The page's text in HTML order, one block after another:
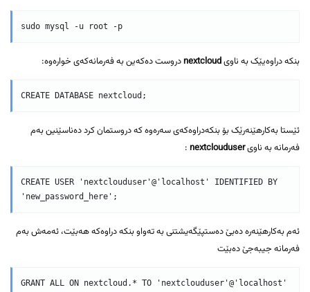
sudo mysql -u root -p
بنکە دراوەیێک بە ناویnextcloudدروست دەکەین بە فەرمانەکەی خوارەوە:
CREATE DATABASE nextcloud;
ئێستا بەکارهێنەرێک بۆ بنکەدراوەکەی سەرەوە کە دروستمان کرد دەناسێنین بەم
فەرمانە بە ناویnextclouduser
:
CREATE USER 'nextclouduser'@'localhost' IDENTIFIED BY
'new_password_here';
ئەم بەکارهێنەرە دەبێ دەستپێگەیشتنی بە تەواو بنکە دراوەکە هەبێت، ئەمەش بەم
فەرمانە جیبەجێ دەبێت
GRANT ALL ON nextcloud.* TO 'nextclouduser'@'localhost'